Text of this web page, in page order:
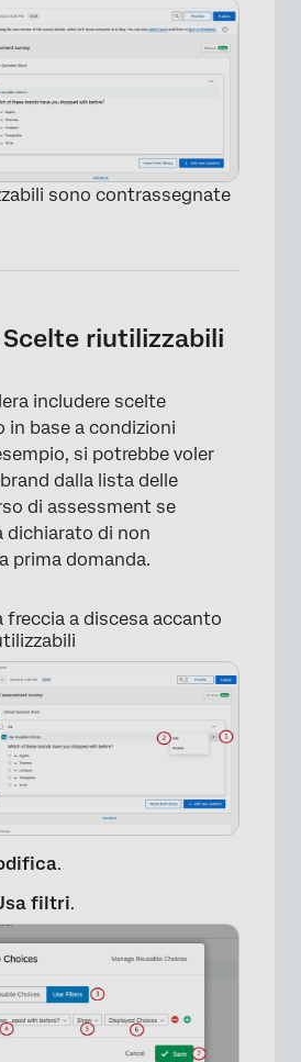
×
×
sono contrassegnate
riutilizzabili
includere scelte
in base a condizioni
si potrebbe voler
dalla lista delle
di assessment se
dichiarato di non
prima domanda.
freccia a discesa accanto
.
filtri.